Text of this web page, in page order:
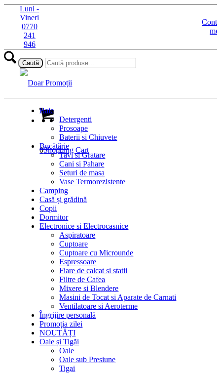
Luni -
Vineri
0770
241
946
0Shopping Cart
Baie
Detergenti
Prosoape
Baterii si Chiuvete
Bucătărie
Tavi si Gratare
Cani si Pahare
Seturi de masa
Vase Termorezistente
Camping
Casă și grădină
Copii
Dormitor
Electronice si Electrocasnice
Aspiratoare
Cuptoare
Cuptoare cu Microunde
Espressoare
Fiare de calcat si statii
Filtre de Cafea
Mixere si Blendere
Masini de Tocat si Aparate de Carnati
Ventilatoare si Aeroterme
Îngrijire personală
Promoția zilei
NOUTĂȚI
Oale și Tigăi
Oale
Oale sub Presiune
Tigai